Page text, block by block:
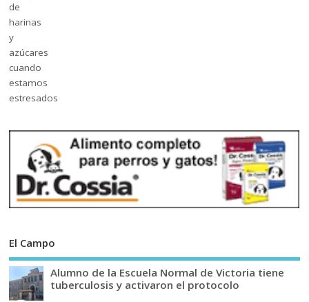
El Campo
Alumno de la Escuela Normal de Victoria tiene
tuberculosis y activaron el protocolo